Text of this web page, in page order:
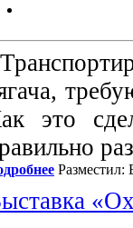
это
Разместил: